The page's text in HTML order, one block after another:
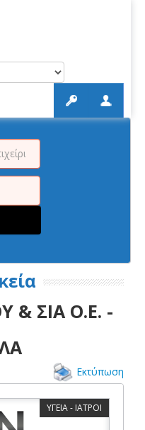
& ΣΙΑ Ο.Ε. -
Εκτύπωση
ΥΓΕΙΑ - ΙΑΤΡΟΙ